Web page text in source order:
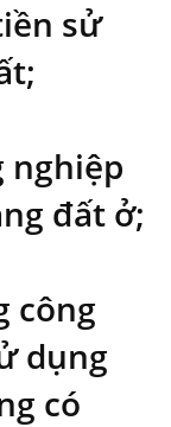
sử
nghiệp
đất ở;
công
dụng
có